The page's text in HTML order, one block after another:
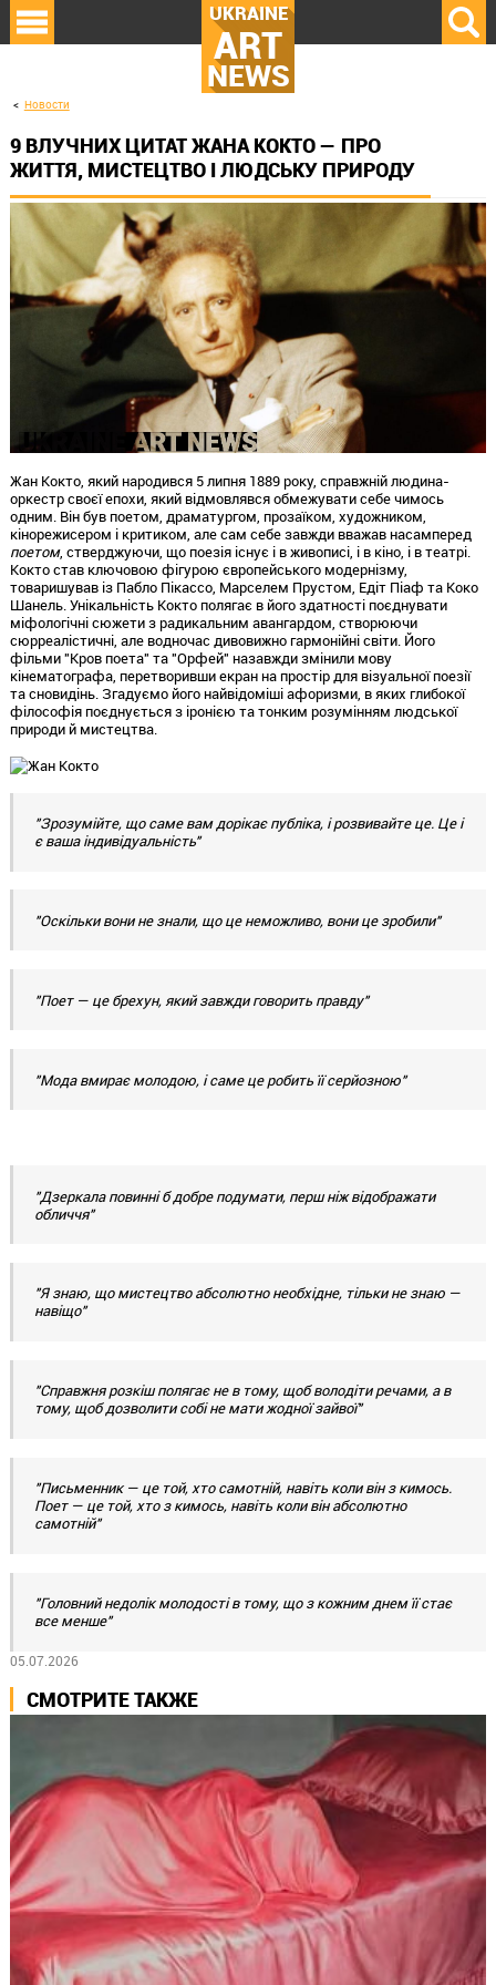
UKRAINE
ART
NEWS
Новости
9 ВЛУЧНИХ ЦИТАТ ЖАНА КОКТО — ПРО
ЖИТТЯ, МИСТЕЦТВО І ЛЮДСЬКУ ПРИРОДУ
Жан Кокто, який народився 5 липня 1889 року, справжній людина-
оркестр своєї епохи, який відмовлявся обмежувати себе чимось
одним. Він був поетом, драматургом, прозаїком, художником,
кінорежисером і критиком, але сам себе завжди вважав насамперед
поетом, стверджуючи, що поезія існує і в живописі, і в кіно, і в театрі.
Кокто став ключовою фігурою європейського модернізму,
товаришував із Пабло Пікассо, Марселем Прустом, Едіт Піаф та Коко
Шанель. Унікальність Кокто полягає в його здатності поєднувати
міфологічні сюжети з радикальним авангардом, створюючи
сюрреалістичні, але водночас дивовижно гармонійні світи. Його
фільми "Кров поета" та "Орфей" назавжди змінили мову
кінематографа, перетворивши екран на простір для візуальної поезії
та сновидінь. Згадуємо його найвідоміші афоризми, в яких глибокої
філософія поєднується з іронією та тонким розумінням людської
природи й мистецтва.
"Зрозумійте, що саме вам дорікає публіка, і розвивайте це. Це і
є ваша індивідуальність"
"Оскільки вони не знали, що це неможливо, вони це зробили"
"Поет — це брехун, який завжди говорить правду"
"Мода вмирає молодою, і саме це робить її серйозною"
"Дзеркала повинні б добре подумати, перш ніж відображати
обличчя"
"Я знаю, що мистецтво абсолютно необхідне, тільки не знаю —
навіщо"
"Справжня розкіш полягає не в тому, щоб володіти речами, а в
тому, щоб дозволити собі не мати жодної зайвої"
"Письменник — це той, хто самотній, навіть коли він з кимось.
Поет — це той, хто з кимось, навіть коли він абсолютно
самотній"
"Головний недолік молодості в тому, що з кожним днем її стає
все менше"
05.07.2026
СМОТРИТЕ ТАКЖЕ